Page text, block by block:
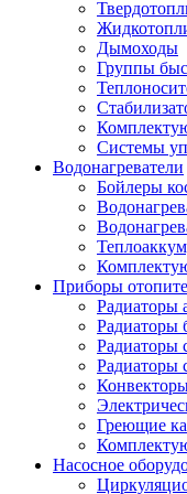
Дымоходы
Группы
Системы
Водонагреватели
Бойлеры
Приборы
Радиаторы
Радиаторы
Радиаторы
Радиаторы
Греющие
Насосное